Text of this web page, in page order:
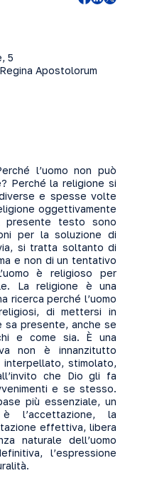
5
Apostolorum
l’uomo non può
Perché la religione si
e spesse volte
oggettivamente
presente testo sono
per la soluzione di
si tratta soltanto di
e non di un tentativo
è religioso per
La religione è una
ricerca perché l’uomo
di mettersi in
presente, anche se
e come sia. È una
non è innanzitutto
interpellato, stimolato,
che Dio gli fa
e se stesso.
più essenziale, un
l’accettazione, la
effettiva, libera
naturale dell’uomo
l’espressione